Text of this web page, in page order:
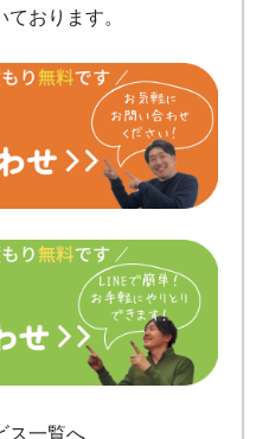
おります。
ス一覧へ